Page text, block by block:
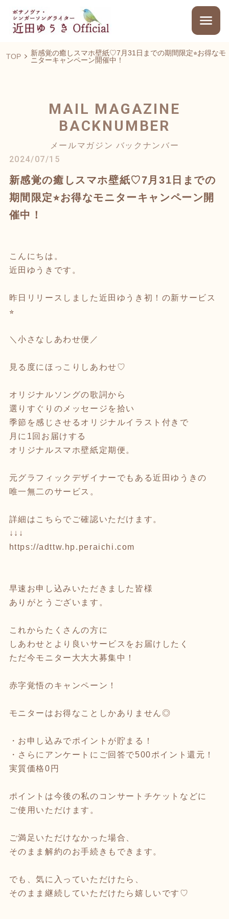
TOP
新感覚の癒しスマホ壁紙♡7月31日までの期間限定⭐︎お得なモ
ニターキャンペーン開催中！
MAIL MAGAZINE
BACKNUMBER
メールマガジン バックナンバー
2024/07/15
新感覚の癒しスマホ壁紙♡7月31日までの
期間限定⭐︎お得なモニターキャンペーン開
催中！
こんにちは。
近田ゆうきです。
昨日リリースしました近田ゆうき初！の新サービス
⭐︎
＼小さなしあわせ便／
見る度にほっこりしあわせ♡
オリジナルソングの歌詞から
選りすぐりのメッセージを拾い
季節を感じさせるオリジナルイラスト付きで
月に1回お届けする
オリジナルスマホ壁紙定期便。
元グラフィックデザイナーでもある近田ゆうきの
唯一無二のサービス。
詳細はこちらでご確認いただけます。
↓↓↓
https://adttw.hp.peraichi.com
早速お申し込みいただきました皆様
ありがとうございます。
これからたくさんの方に
しあわせとより良いサービスをお届けしたく
ただ今モニター大大大募集中！
赤字覚悟のキャンペーン！
モニターはお得なことしかありません◎
・お申し込みでポイントが貯まる！
・さらにアンケートにご回答で500ポイント還元！
実質価格0円
ポイントは今後の私のコンサートチケットなどに
ご使用いただけます。
ご満足いただけなかった場合、
そのまま解約のお手続きもできます。
でも、気に入っていただけたら、
そのまま継続していただけたら嬉しいです♡